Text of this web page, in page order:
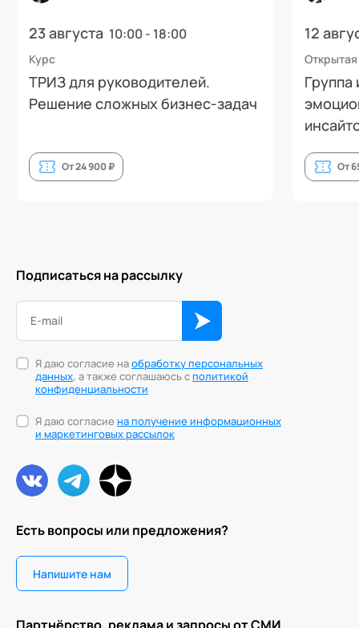
23 августа 10:00 - 18:00
Курс
ТРИЗ для руководителей.
Решение сложных бизнес-задач
От 24 900 ₽
12
Открытая
Группа
От
Есть вопросы или предложения?
Напишите нам
Подписаться на рассылку
Я даю согласие наобработку персональных
данных, а также соглашаюсь сполитикой
конфиденциальности
Я даю согласие на получение информационных
и маркетинговых рассылок